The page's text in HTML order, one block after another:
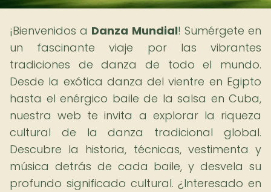
¡Bienvenidos a Danza Mundial! Sumérgete en
un fascinante viaje por las vibrantes
tradiciones de danza de todo el mundo.
Desde la exótica danza del vientre en Egipto
hasta el enérgico baile de la salsa en Cuba,
nuestra web te invita a explorar la riqueza
cultural de la danza tradicional global.
Descubre la historia, técnicas, vestimenta y
música detrás de cada baile, y desvela su
profundo significado cultural. ¿Interesado en